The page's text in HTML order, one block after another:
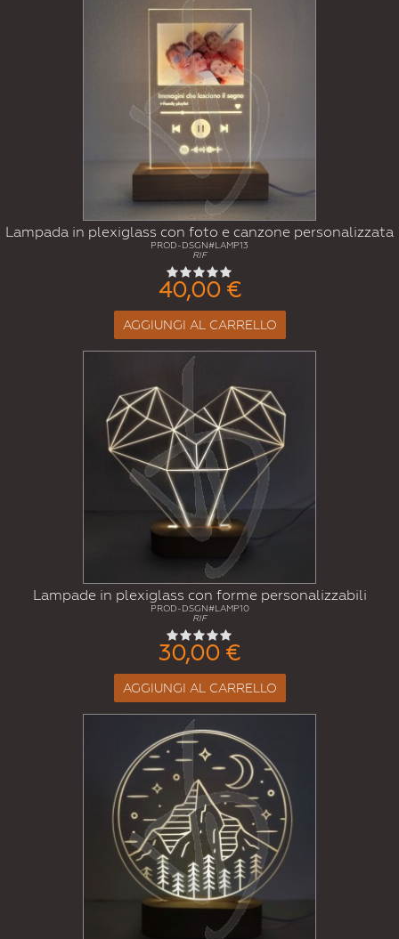
Lampada in plexiglass con foto e canzone personalizzata
PROD-DSGN#LAMP13
RIF
40,00 €
AGGIUNGI AL CARRELLO
Lampade in plexiglass con forme personalizzabili
PROD-DSGN#LAMP10
RIF
30,00 €
AGGIUNGI AL CARRELLO